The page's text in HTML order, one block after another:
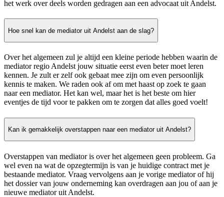
het werk over deels worden gedragen aan een advocaat uit Andelst.
Hoe snel kan de mediator uit Andelst aan de slag?
Over het algemeen zul je altijd een kleine periode hebben waarin de
mediator regio Andelst jouw situatie eerst even beter moet leren
kennen. Je zult er zelf ook gebaat mee zijn om even persoonlijk
kennis te maken. We raden ook af om met haast op zoek te gaan
naar een mediator. Het kan wel, maar het is het beste om hier
eventjes de tijd voor te pakken om te zorgen dat alles goed voelt!
Kan ik gemakkelijk overstappen naar een mediator uit Andelst?
Overstappen van mediator is over het algemeen geen probleem. Ga
wel even na wat de opzegtermijn is van je huidige contract met je
bestaande mediator. Vraag vervolgens aan je vorige mediator of hij
het dossier van jouw onderneming kan overdragen aan jou of aan je
nieuwe mediator uit Andelst.